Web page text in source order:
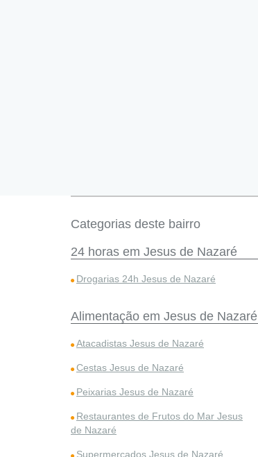
Categorias deste bairro
24 horas em Jesus de Nazaré
Drogarias 24h Jesus de Nazaré
Alimentação em Jesus de Nazaré
Atacadistas Jesus de Nazaré
Cestas Jesus de Nazaré
Peixarias Jesus de Nazaré
Restaurantes de Frutos do Mar Jesus
de Nazaré
Supermercados Jesus de Nazaré